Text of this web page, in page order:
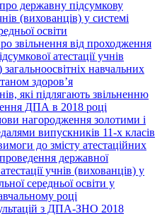
державну підсумкову
(вихованців) у системі
освіти
звільнення від проходження
атестації учнів
навчальних
здоров’я
які підлягають звільненню
ДПА в 2018 році
нагородження золотими і
випускників 11-х класів
до змісту атестаційних
державної
учнів (вихованців) у
середньої освіти у
році
з ДПА-ЗНО 2018